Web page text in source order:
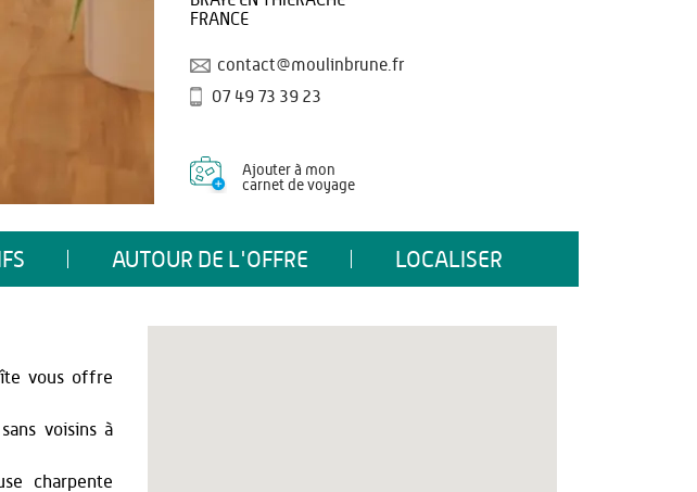
FRANCE
contact@moulinbrune.fr
07 49 73 39 23
Ajouter à mon
carnet de voyage
AUTOUR DE L'OFFRE LOCALISER
vous offre
voisins à
charpente